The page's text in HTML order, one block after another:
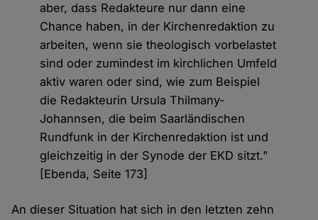
aber, dass Redakteure nur dann eine
Chance haben, in der Kirchenredaktion zu
arbeiten, wenn sie theologisch vorbelastet
sind oder zumindest im kirchlichen Umfeld
aktiv waren oder sind, wie zum Beispiel
die Redakteurin Ursula Thilmany-
Johannsen, die beim Saarländischen
Rundfunk in der Kirchenredaktion ist und
gleichzeitig in der Synode der EKD sitzt."
[Ebenda, Seite 173]
An dieser Situation hat sich in den letzten zehn